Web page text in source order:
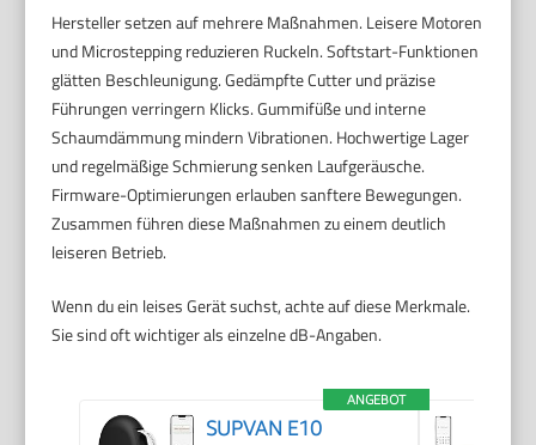
Hersteller setzen auf mehrere Maßnahmen. Leisere Motoren
und Microstepping reduzieren Ruckeln. Softstart-Funktionen
glätten Beschleunigung. Gedämpfte Cutter und präzise
Führungen verringern Klicks. Gummifüße und interne
Schaumdämmung mindern Vibrationen. Hochwertige Lager
und regelmäßige Schmierung senken Laufgeräusche.
Firmware-Optimierungen erlauben sanftere Bewegungen.
Zusammen führen diese Maßnahmen zu einem deutlich
leiseren Betrieb.
Wenn du ein leises Gerät suchst, achte auf diese Merkmale.
Sie sind oft wichtiger als einzelne dB-Angaben.
ANGEBOT
SUPVAN E10